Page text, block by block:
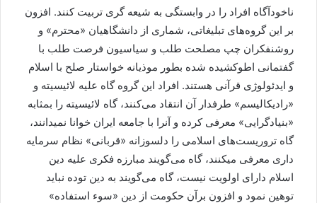
ناخودآگاه افراد را در وابستگی به شیعه گری تربیت کنند. افزون
بر این گروه‌های تبلیغاتی، شماری از دانشگاهیان «محترم» و
روشنفکران چپ مصلحت طلب و سیاسیون فرصت طلب با
گفتمانی اطوکشیده شده بطور موذیانه خواستار صلح با اسلام
و ایدئولوژی قرآنی هستند. افراد این گروه گاه علیه لائیسیته و
«رادیکالیسم» طرفدار آن انتقاد می‌کنند، گاه لائیسیته را بمثابه
«بنیادگرایی» معرفی کرده و آنرا با جامعه ایران خوانا نمیدانند،
گاه تروریست‌های اسلامی را دلسوزانه «قربانی» نظام سرمایه
داری معرفی میکنند، گاه می‌گویند مبارزه فکری علیه دین
اسلام دارای اولویت نیست، گاه می‌گویند به دین توده نباید
توهین نمود و افزون برآن حکومت از دین «سوء استفاده»